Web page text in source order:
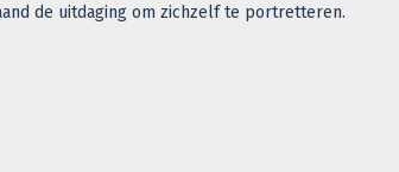
de uitdaging om zichzelf te portretteren.